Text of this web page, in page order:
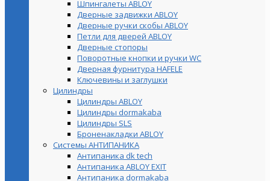
Шпингалеты ABLOY
Дверные задвижки ABLOY
Дверные ручки скобы ABLOY
Петли для дверей ABLOY
Дверные стопоры
Поворотные кнопки и ручки WC
Дверная фурнитура HAFELE
Ключевины и заглушки
Цилиндры
Цилиндры ABLOY
Цилиндры dormakaba
Цилиндры SLS
Броненакладки ABLOY
Системы АНТИПАНИКА
Антипаника dk tech
Антипаника ABLOY EXIT
Антипаника dormakaba